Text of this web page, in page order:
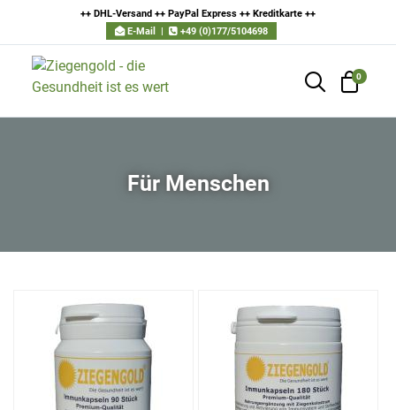
++ DHL-Versand ++ PayPal Express ++ Kreditkarte ++
E-Mail
| +49 (0)177/5104698
0
Für Menschen